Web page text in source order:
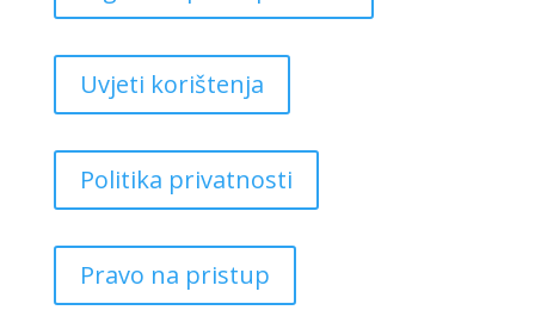
Uvjeti korištenja
Politika privatnosti
Pravo na pristup